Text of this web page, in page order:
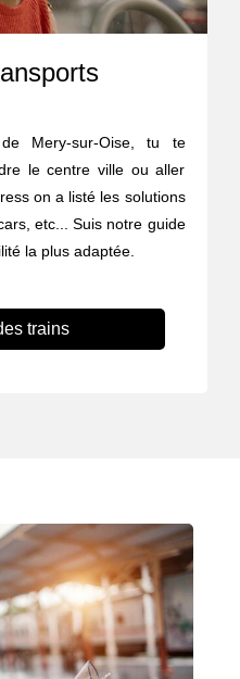
Mery-sur-Oise, tu te
le centre ville ou aller
on a listé les solutions
etc... Suis notre guide
la plus adaptée.
trains